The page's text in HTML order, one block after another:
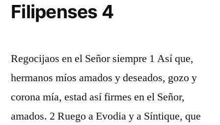
Filipenses 4
Regocijaos en el Señor siempre 1 Así que,
hermanos míos amados y deseados, gozo y
corona mía, estad así firmes en el Señor,
amados. 2 Ruego a Evodia y a Síntique, que